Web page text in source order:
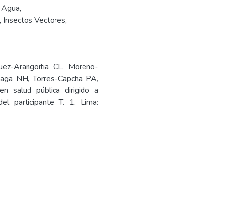
,
, Insectos Vectores,
Arangoitia CL, Moreno-
NH, Torres-Capcha PA,
salud pública dirigido a
participante T. 1. Lima: